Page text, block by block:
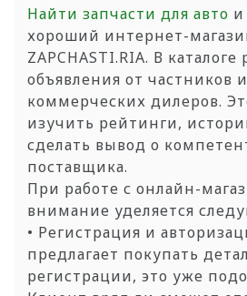
Найти запчасти для авто и
хороший интернет-
ZAPCHASTI.RIA. В
объявления от частников
коммерческих дилеров.
изучить рейтинги,
сделать вывод о
поставщика.
При работе с онлайн-
внимание уделяется
• Регистрация и
предлагает покупать
регистрации, это уже